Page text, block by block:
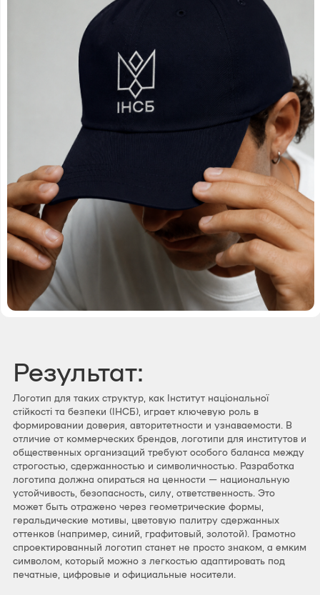
Результат:
Логотип для таких структур, как Інститут національної
стійкості та безпеки (ІНСБ), играет ключевую роль в
формировании доверия, авторитетности и узнаваемости. В
отличие от коммерческих брендов, логотипи для институтов и
общественных организаций требуют особого баланса между
строгостью, сдержанностью и символичностью. Разработка
логотипа должна опираться на ценности — национальную
устойчивость, безопасность, силу, ответственность. Это
может быть отражено через геометрические формы,
геральдические мотивы, цветовую палитру сдержанных
оттенков (например, синий, графитовый, золотой). Грамотно
спроектированный логотип станет не просто знаком, а емким
символом, который можно з легкостью адаптировать под
печатные, цифровые и официальные носители.